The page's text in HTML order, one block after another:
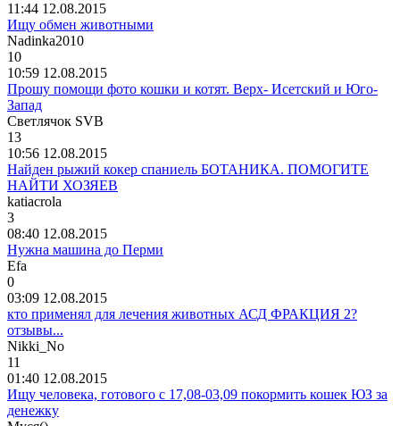
11:44 12.08.2015
Ищу обмен животными
Nadinka2010
10
10:59 12.08.2015
Прошу помощи фото кошки и котят. Верх- Исетский и Юго-
Запад
Светлячок SVB
13
10:56 12.08.2015
Найден рыжий кокер спаниель БОТАНИКА. ПОМОГИТЕ
НАЙТИ ХОЗЯЕВ
katiacrola
3
08:40 12.08.2015
Нужна машина до Перми
Efa
0
03:09 12.08.2015
кто применял для лечения животных АСД ФРАКЦИЯ 2?
отзывы...
Nikki_No
11
01:40 12.08.2015
Ищу человека, готового с 17,08-03,09 покормить кошек ЮЗ за
денежку